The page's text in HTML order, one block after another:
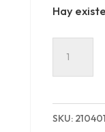
Hay
MB
SKU: